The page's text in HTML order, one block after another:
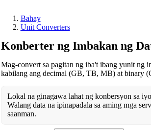
Bahay
Unit Converters
Konberter ng Imbakan ng
Mag-convert sa pagitan ng iba't ibang yunit ng
kabilang ang decimal (GB, TB, MB) at binary
Lokal na ginagawa lahat ng konbersyon sa
Walang data na ipinapadala sa aming mga
saanman.